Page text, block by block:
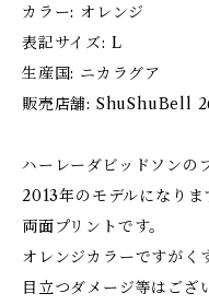
カラー: オレンジ
表記サイズ: L
生産国: ニカラグア
販売店舗: ShuShuBell
ハーレーダビッドソンの
2013年のモデルになりま
両面プリントです。
オレンジカラーですがく
目立つダメージ等はござ